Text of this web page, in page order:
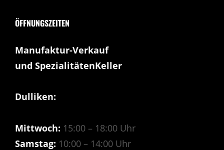
ÖFFNUNGSZEITEN
Manufaktur-Verkauf
und SpezialitätenKeller
Dulliken:
Mittwoch: 15:00 – 18:00 Uhr
Samstag: 10:00 – 14:00 Uhr